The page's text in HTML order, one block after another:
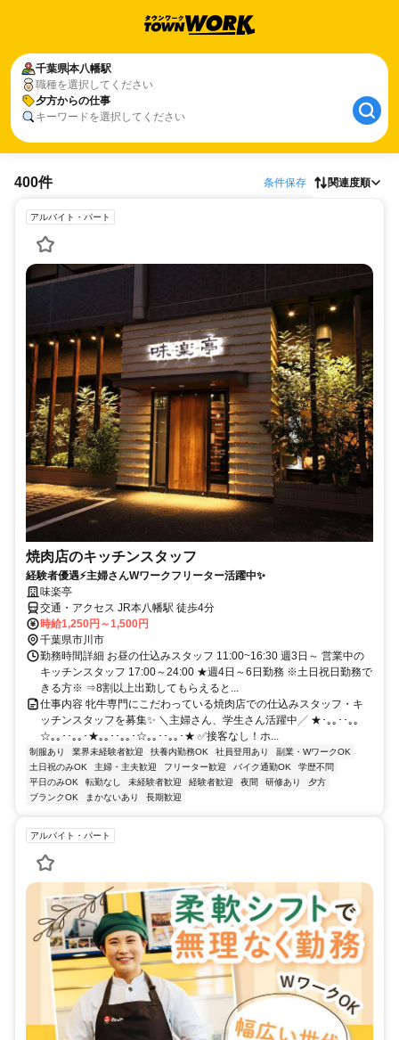
千葉県本八幡駅
職種を選択してください
夕方からの仕事
キーワードを選択してください
400件 条件保存 関連度順
アルバイト・パート
焼肉店のキッチンスタッフ
経験者優遇⚡主婦さんWワークフリーター活躍中✨
味楽亭
交通・アクセス JR本八幡駅 徒歩4分
時給1,250円～1,500円
千葉県市川市
勤務時間詳細 お昼の仕込みスタッフ 11:00~16:30 週3日～ 営業中の
キッチンスタッフ 17:00～24:00 ★週4日～6日勤務 ※土日祝日勤務で
きる方※ ⇒8割以上出勤してもらえると...
仕事内容 牝牛専門にこだわっている焼肉店での仕込みスタッフ・キ
ッチンスタッフを募集✨ ＼主婦さん、学生さん活躍中╱ ★･｡｡･･｡｡
☆｡｡･･｡｡･★｡｡･･｡｡･☆｡｡･･｡｡･★ ✅接客なし！ホ...
制服あり 業界未経験者歓迎 扶養内勤務OK 社員登用あり
副業・WワークOK
土日祝のみOK
主婦・主夫歓迎 フリーター歓迎 バイク通勤OK
学歴不問
平日のみOK
転勤なし 未経験者歓迎 経験者歓迎 夜間 研修あり
夕方
ブランクOK
まかないあり 長期歓迎
アルバイト・パート